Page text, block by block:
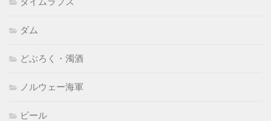
ダム
どぶろく・濁酒
ノルウェー海軍
ビール